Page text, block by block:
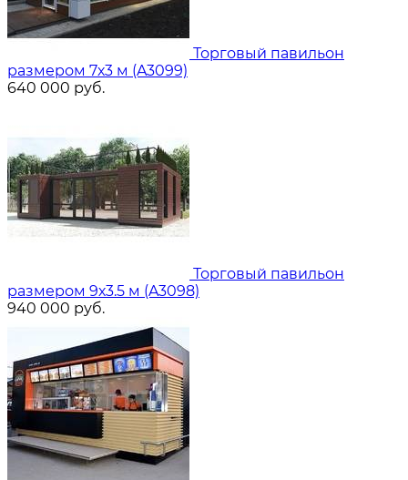
Торговый павильон
размером 7х3 м (A3099)
640 000 руб.
Торговый павильон
размером 9х3.5 м (A3098)
940 000 руб.